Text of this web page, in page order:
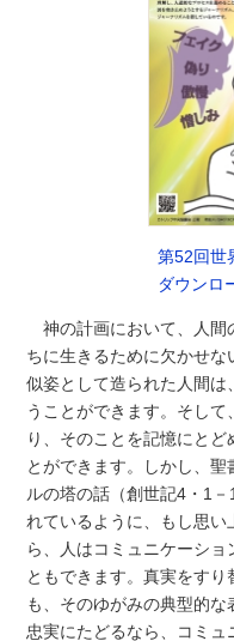
第52回世
ダウンロ
神の計画において、人間
ちに生きるために欠かせな
似姿として造られた人間
うことができます。そし
り、そのことを記憶にと
とができます。しかし、
ルの塔の話（創世記4・1
れているように、もし思
ら、人はコミュニケーショ
ともできます。真実をす
も、そのゆがみの典型的
忠実にたどるなら、コミ